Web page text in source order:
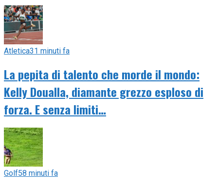
Atletica31 minuti fa
La pepita di talento che morde il mondo:
Kelly Doualla, diamante grezzo esploso di
forza. E senza limiti…
Golf58 minuti fa